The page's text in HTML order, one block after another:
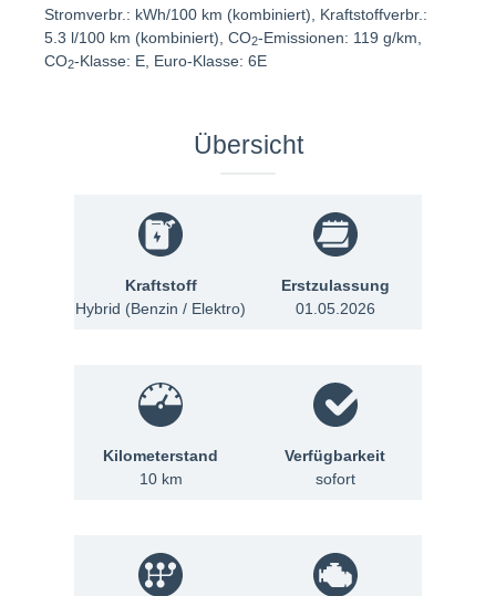
Stromverbr.: kWh/100 km (kombiniert), Kraftstoffverbr.:
5.3 l/100 km (kombiniert), CO2-Emissionen: 119 g/km,
CO2-Klasse: E, Euro-Klasse: 6E
Übersicht
Kraftstoff
Hybrid (Benzin / Elektro)
Erstzulassung
01.05.2026
Kilometerstand
10 km
Verfügbarkeit
sofort